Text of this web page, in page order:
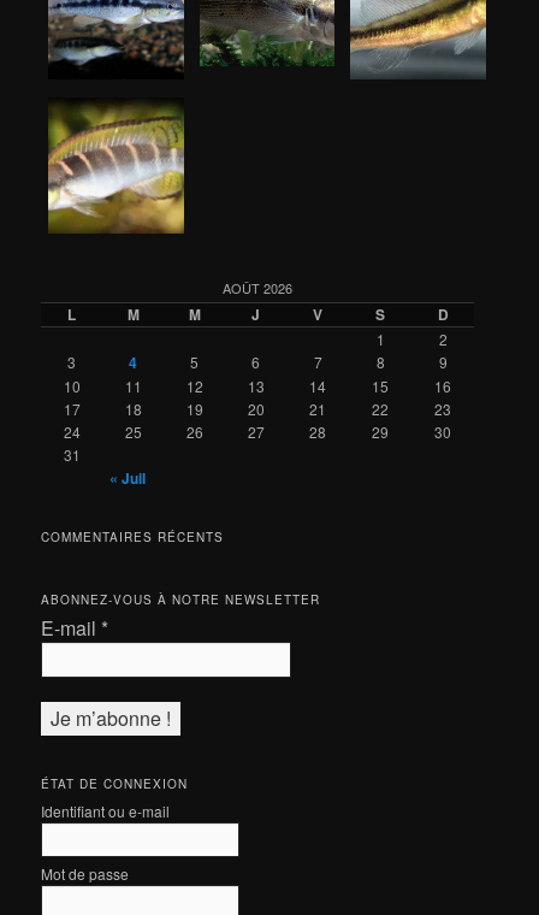
AOÛT 2026
L M M J V S D
1
2
3
4 5 6 7 8
9
10
11 12 13 14 15
16
17
18 19 20 21 22
23
24
25 26 27 28 29
30
31
« Juil
COMMENTAIRES RÉCENTS
ABONNEZ-VOUS À NOTRE NEWSLETTER
E-mail *
ÉTAT DE CONNEXION
Identifiant ou e-mail
Mot de passe